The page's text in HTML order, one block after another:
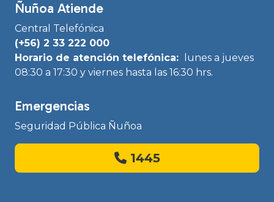
Ñuñoa Atiende
Central Telefónica
(+56) 2 33 222 000
Horario de atención telefónica:
lunes a jueves
08:30 a 17:30 y viernes hasta las 16:30 hrs.
Emergencias
Seguridad Pública Ñuñoa
1445